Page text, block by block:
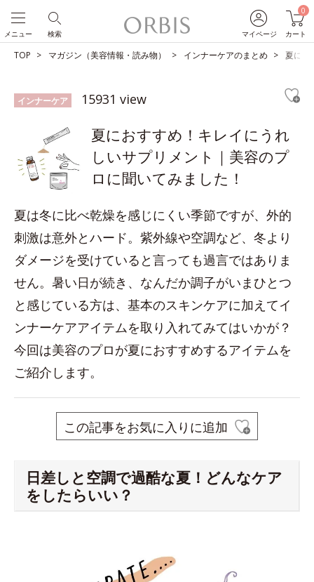
マイページ
0
カート
検索
メニュー
TOP マガジン（美容情報・読み物） インナーケアのまとめ 夏にお
インナーケア 15931 view
夏におすすめ！キレイにうれ
しいサプリメント｜美容のプ
ロに聞いてみました！
夏は冬に比べ乾燥を感じにくい季節ですが、外的
刺激は意外とハード。紫外線や空調など、冬より
ダメージを受けていると言っても過言ではありま
せん。暑い日が続き、なんだか調子がいまひとつ
と感じている方は、基本のスキンケアに加えてイ
ンナーケアアイテムを取り入れてみてはいかが？
今回は美容のプロが夏におすすめするアイテムを
ご紹介します。
この記事をお気に入りに追加
日差しと空調で過酷な夏！どんなケア
をしたらいい？